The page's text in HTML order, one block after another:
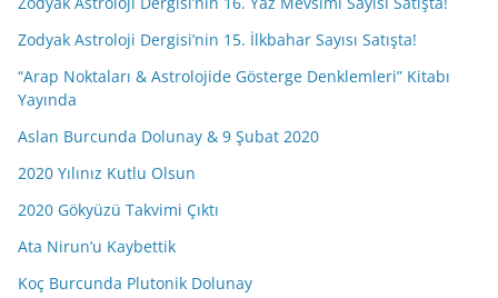
Zodyak Astroloji Dergisi’nin 15. İlkbahar Sayısı Satışta!
“Arap Noktaları & Astrolojide Gösterge Denklemleri” Kitabı
Yayında
Aslan Burcunda Dolunay & 9 Şubat 2020
2020 Yılınız Kutlu Olsun
2020 Gökyüzü Takvimi Çıktı
Ata Nirun’u Kaybettik
Koç Burcunda Plutonik Dolunay